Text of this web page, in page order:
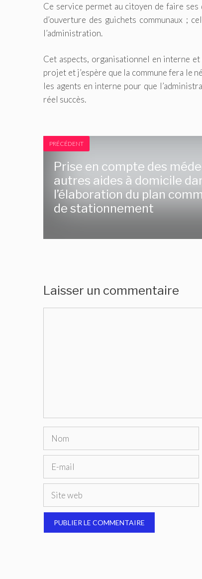
Ce service permet au citoyen de faire
d’ouverture des guichets communaux ;
l’administration.
Cet aspects, organisationnel en interne
projet et j’espère que la commune fera le
les agents en interne pour que
réel succès.
PRÉCÉDENT
Prise en compte des
autres aides à domicile
l’élaboration du plan
de stationnement
Laisser un commentaire
Nom
Site